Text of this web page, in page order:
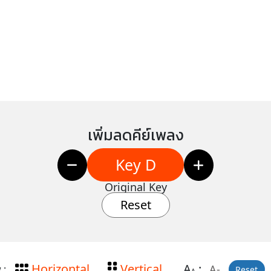
เพิ่มลดคีย์เพลง
Key D
Original Key
Reset